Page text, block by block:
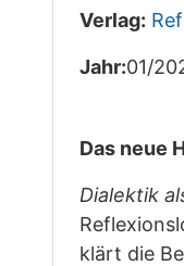
Verlag:
Jahr:01/
Das neue
Dialektik
klärt die